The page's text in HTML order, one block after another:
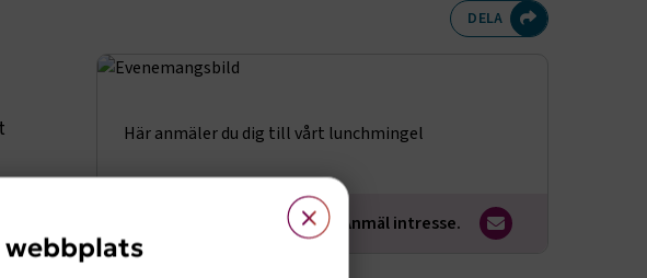
DELA Dela på
Här anmäler du dig till vårt lunchmingel
Inga aktuella tillfällen. Anmäl intresse.
×
webbplats